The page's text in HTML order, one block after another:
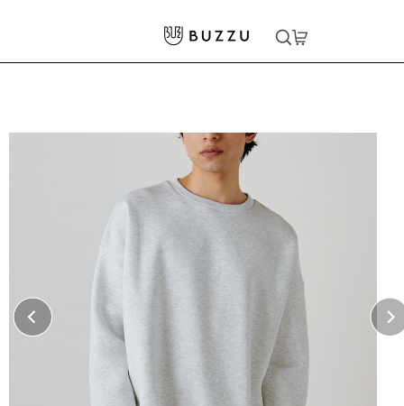
パーカー・スウェット >スウェット
10.0oz T/C ビッグシルエット クルーネックスウェット（裏起毛）